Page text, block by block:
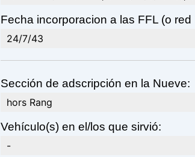
Fecha incorporacion a las FFL (o red
24/7/43
Sección de adscripción en la Nueve:
hors Rang
Vehículo(s) en el/los que sirvió:
-